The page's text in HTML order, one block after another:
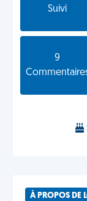
Suivi
9
À PROPOS DE